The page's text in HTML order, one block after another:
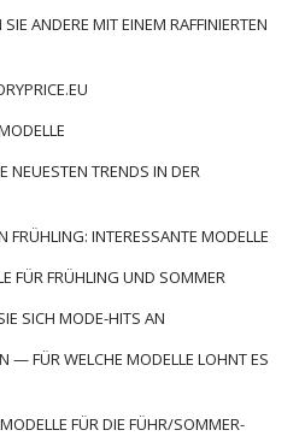
der
für dicke
die Geschichte
aus echter Wolle,
Die …
ANDERE MIT EINEM RAFFINIERTEN
NEUESTEN TRENDS IN DER
FRÜHLING: INTERESSANTE MODELLE
FÜR FRÜHLING UND SOMMER
SICH MODE-HITS AN
— FÜR WELCHE MODELLE LOHNT ES
FÜR DIE FÜHR/SOMMER-